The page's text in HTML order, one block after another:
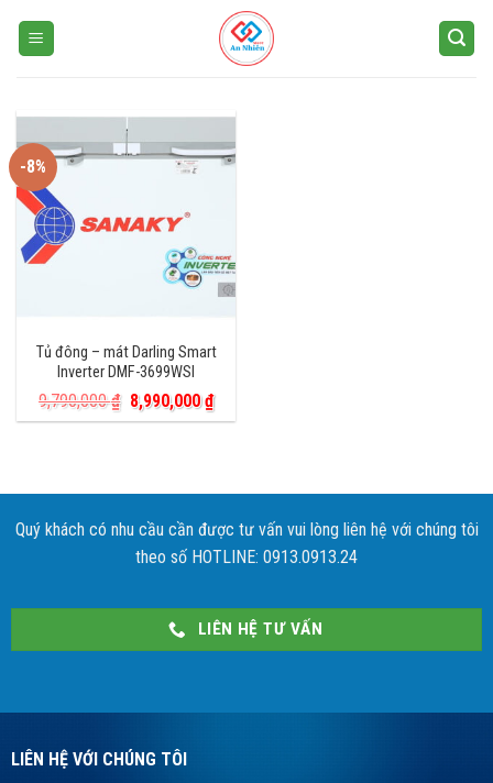
-8%
Tủ đông – mát Darling Smart
Inverter DMF-3699WSI
9,790,000₫ Giá
gốc
8,990,000₫Giá
hiện
Quý khách có nhu cầu cần được tư vấn vui lòng liên hệ với chúng tôi
theo số HOTLINE: 0913.0913.24
LIÊN HỆ TƯ VẤN
LIÊN HỆ VỚI CHÚNG TÔI